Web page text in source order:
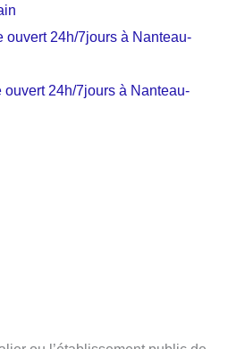
ouvert 24h/7jours à Nanteau-
ouvert 24h/7jours à Nanteau-